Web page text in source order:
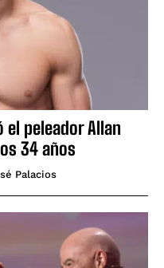
el peleador Allan
34 años
Palacios